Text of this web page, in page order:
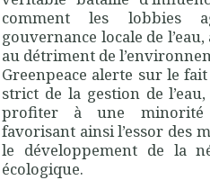
comment les lobbies
gouvernance locale de
au détriment de
Greenpeace alerte sur le
strict de la gestion de
profiter à une minorité
favorisant ainsi l’essor des
le développement de la
écologique.